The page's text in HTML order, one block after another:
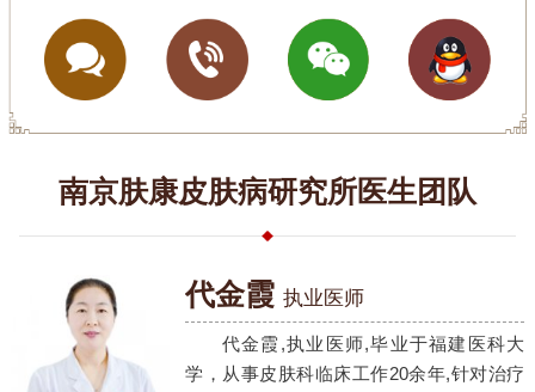
南京肤康皮肤病研究所医生团队
代金霞 执业医师
代金霞,执业医师,毕业于福建医科大
学，从事皮肤科临床工作20余年,针对治疗